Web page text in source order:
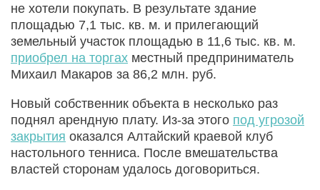
не хотели покупать. В результате здание
площадью 7,1 тыс. кв. м. и прилегающий
земельный участок площадью в 11,6 тыс. кв. м.
приобрел на торгах местный предприниматель
Михаил Макаров за 86,2 млн. руб.
Новый собственник объекта в несколько раз
поднял арендную плату. Из-за этого под угрозой
закрытия оказался Алтайский краевой клуб
настольного тенниса. После вмешательства
властей сторонам удалось договориться.